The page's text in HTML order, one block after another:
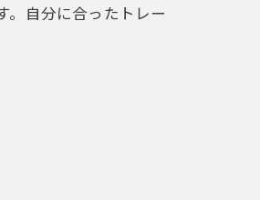
。自分に合ったトレー